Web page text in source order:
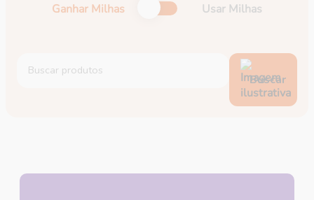
Ganhar Milhas Usar Milhas
Buscar